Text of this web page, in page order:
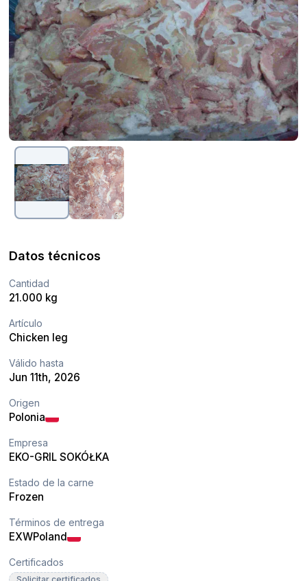
Datos técnicos
Cantidad
21.000 kg
Artículo
Chicken leg
Válido hasta
Jun 11th, 2026
Origen
Polonia
Empresa
EKO-GRIL SOKÓŁKA
Estado de la carne
Frozen
Términos de entrega
EXWPoland
Certificados